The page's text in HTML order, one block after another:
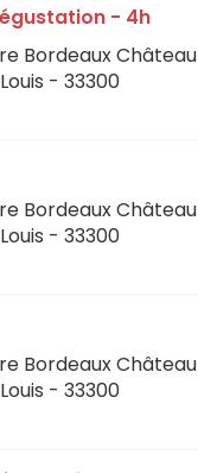
- 4h
Bordeaux Château
- 33300
Bordeaux Château
- 33300
Bordeaux Château
- 33300